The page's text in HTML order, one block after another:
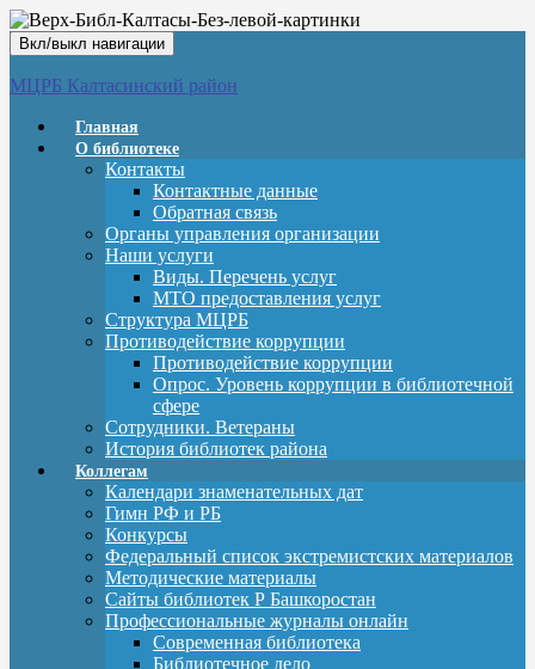
Вкл/выкл навигации
МЦРБ Калтасинский район
Главная
О библиотеке
Контакты
Контактные данные
Обратная связь
Органы управления организации
Наши услуги
Виды. Перечень услуг
МТО предоставления услуг
Структура МЦРБ
Противодействие коррупции
Противодействие коррупции
Опрос. Уровень коррупции в библиотечной
сфере
Сотрудники. Ветераны
История библиотек района
Коллегам
Календари знаменательных дат
Гимн РФ и РБ
Конкурсы
Федеральный список экстремистских материалов
Методические материалы
Сайты библиотек Р Башкоростан
Профессиональные журналы онлайн
Современная библиотека
Библиотечное дело